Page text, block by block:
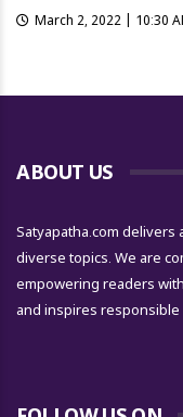
March 2, 2022 | 10:30
ABOUT US
Satyapatha.com delivers
diverse topics. We are
empowering readers
and inspires responsible